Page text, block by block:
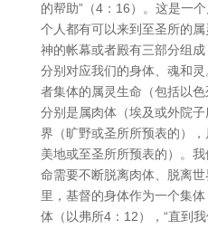
的帮助”（4：16）。这是一
个人都有可以来到至圣所的属
神的帐幕或者殿有三部分组
分别对应我们的身体、魂和
者集体的属灵生命（包括以
分别是属肉体（埃及或外院
界（旷野或圣所所预表的）
美地或至圣所所预表的）。
命需要不断脱离肉体、脱离
里，基督的身体作为一个集
体（以弗所4：12），“直到